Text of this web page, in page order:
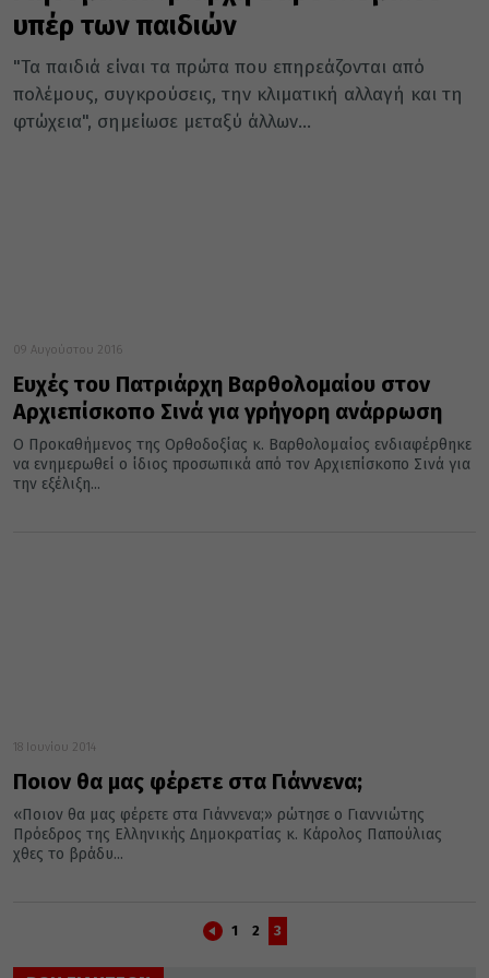
υπέρ των παιδιών
"Τα παιδιά είναι τα πρώτα που επηρεάζονται από
πολέμους, συγκρούσεις, την κλιματική αλλαγή και τη
φτώχεια", σημείωσε μεταξύ άλλων...
09 Αυγούστου 2016
Ευχές του Πατριάρχη Βαρθολομαίου στον
Αρχιεπίσκοπο Σινά για γρήγορη ανάρρωση
Ο Προκαθήμενος της Ορθοδοξίας κ. Βαρθολομαίος ενδιαφέρθηκε
να ενημερωθεί ο ίδιος προσωπικά από τον Αρχιεπίσκοπο Σινά για
την εξέλιξη...
18 Ιουνίου 2014
Ποιον θα μας φέρετε στα Γιάννενα;
«Ποιον θα μας φέρετε στα Γιάννενα;» ρώτησε ο Γιαννιώτης
Πρόεδρος της Ελληνικής Δημοκρατίας κ. Κάρολος Παπούλιας
χθες το βράδυ...
1 2 3